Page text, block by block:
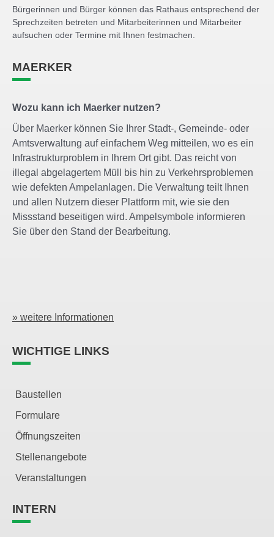
Bürgerinnen und Bürger können das Rathaus entsprechend der
Sprechzeiten betreten und Mitarbeiterinnen und Mitarbeiter
aufsuchen oder Termine mit Ihnen festmachen.
MAERKER
Wozu kann ich Maerker nutzen?
Über Maerker können Sie Ihrer Stadt-, Gemeinde- oder
Amtsverwaltung auf einfachem Weg mitteilen, wo es ein
Infrastrukturproblem in Ihrem Ort gibt. Das reicht von
illegal abgelagertem Müll bis hin zu Verkehrsproblemen
wie defekten Ampelanlagen. Die Verwaltung teilt Ihnen
und allen Nutzern dieser Plattform mit, wie sie den
Missstand beseitigen wird. Ampelsymbole informieren
Sie über den Stand der Bearbeitung.
» weitere Informationen
WICHTIGE LINKS
Baustellen
Formulare
Öffnungszeiten
Stellenangebote
Veranstaltungen
INTERN